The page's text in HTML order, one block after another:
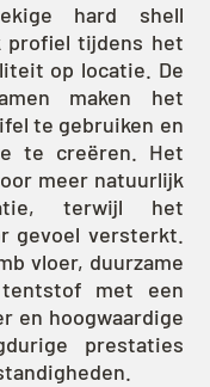
hard shell
profiel tijdens het
op locatie. De
maken het
te gebruiken en
te creëren. Het
meer natuurlijk
terwijl het
gevoel versterkt.
vloer, duurzame
met een
en hoogwaardige
prestaties